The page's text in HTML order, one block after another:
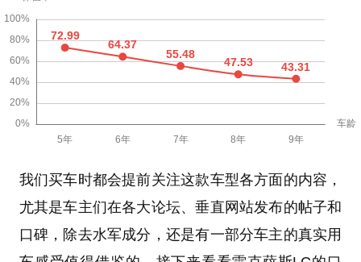
我们买车时都会提前关注这款车型各方面的内容，
尤其是车主们在各大论坛、垂直网站发布的帖子和
口碑，除去水军成分，还是有一部分车主的真实用